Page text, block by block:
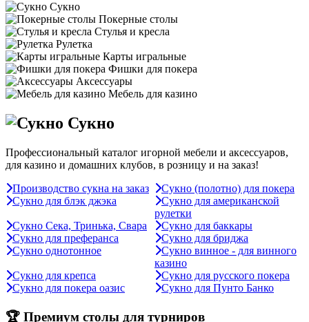
Сукно
Покерные столы
Стулья и кресла
Рулетка
Карты игральные
Фишки для покера
Аксессуары
Мебель для казино
Сукно
Профессиональный каталог игорной мебели и аксессуаров,
для казино и домашних клубов, в розницу и на заказ!
Производство сукна на заказ
Сукно (полотно) для покера
Сукно для блэк джэка
Сукно для американской
рулетки
Сукно Сека, Тринька, Свара
Сукно для баккары
Сукно для преферанса
Сукно для бриджа
Сукно однотонное
Сукно винное - для винного
казино
Сукно для крепса
Сукно для русского покера
Сукно для покера оазис
Сукно для Пунто Банко
🏆 Премиум столы для турниров